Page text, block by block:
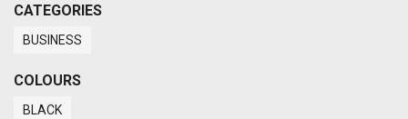
CATEGORIES
BUSINESS
COLOURS
BLACK